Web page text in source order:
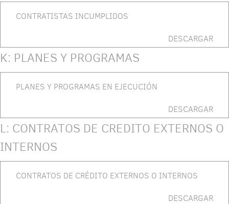
CONTRATISTAS INCUMPLIDOS
DESCARGAR
K: PLANES Y PROGRAMAS
PLANES Y PROGRAMAS EN EJECUCIÓN
DESCARGAR
L: CONTRATOS DE CREDITO EXTERNOS O
INTERNOS
CONTRATOS DE CRÉDITO EXTERNOS O INTERNOS
DESCARGAR